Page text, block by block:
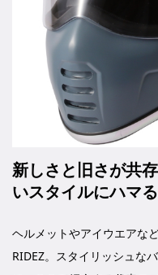
新しさと旧さが共
いスタイルにハマる
ヘルメットやアイウエアな
RIDEZ。スタイリッシュな